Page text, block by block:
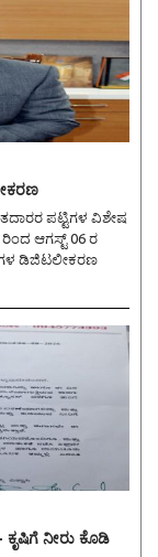
ಆಗಸ್ಟ್ 06 ರ
ಡಿಜಿಟಲೀಕರಣ
ನೀರು ಕೊಡಿ